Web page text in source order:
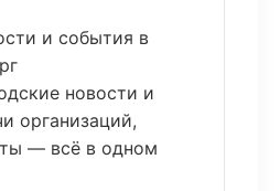
и события в
новости и
организаций,
— всё в одном